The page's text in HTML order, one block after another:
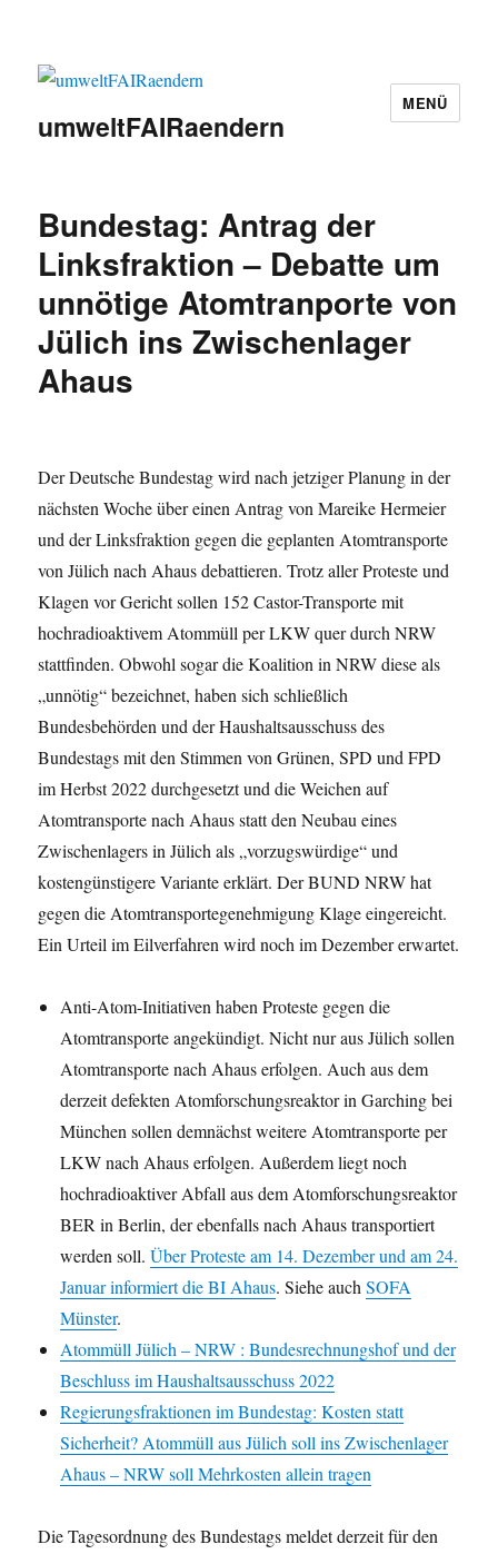
umweltFAIRaendern
MENÜ
Bundestag: Antrag der
Linksfraktion – Debatte um
unnötige Atomtranporte von
Jülich ins Zwischenlager
Ahaus
Der Deutsche Bundestag wird nach jetziger Planung in der
nächsten Woche über einen Antrag von Mareike Hermeier
und der Linksfraktion gegen die geplanten Atomtransporte
von Jülich nach Ahaus debattieren. Trotz aller Proteste und
Klagen vor Gericht sollen 152 Castor-Transporte mit
hochradioaktivem Atommüll per LKW quer durch NRW
stattfinden. Obwohl sogar die Koalition in NRW diese als
„unnötig“ bezeichnet, haben sich schließlich
Bundesbehörden und der Haushaltsausschuss des
Bundestags mit den Stimmen von Grünen, SPD und FPD
im Herbst 2022 durchgesetzt und die Weichen auf
Atomtransporte nach Ahaus statt den Neubau eines
Zwischenlagers in Jülich als „vorzugswürdige“ und
kostengünstigere Variante erklärt. Der BUND NRW hat
gegen die Atomtransportegenehmigung Klage eingereicht.
Ein Urteil im Eilverfahren wird noch im Dezember erwartet.
Anti-Atom-Initiativen haben Proteste gegen die
Atomtransporte angekündigt. Nicht nur aus Jülich sollen
Atomtransporte nach Ahaus erfolgen. Auch aus dem
derzeit defekten Atomforschungsreaktor in Garching bei
München sollen demnächst weitere Atomtransporte per
LKW nach Ahaus erfolgen. Außerdem liegt noch
hochradioaktiver Abfall aus dem Atomforschungsreaktor
BER in Berlin, der ebenfalls nach Ahaus transportiert
werden soll.Über Proteste am 14. Dezember und am 24.
Januar informiert die BI Ahaus. Siehe auchSOFA
Münster.
Atommüll Jülich – NRW : Bundesrechnungshof und der
Beschluss im Haushaltsausschuss 2022
Regierungsfraktionen im Bundestag: Kosten statt
Sicherheit? Atommüll aus Jülich soll ins Zwischenlager
Ahaus – NRW soll Mehrkosten allein tragen
Die Tagesordnung des Bundestags meldet derzeit für den